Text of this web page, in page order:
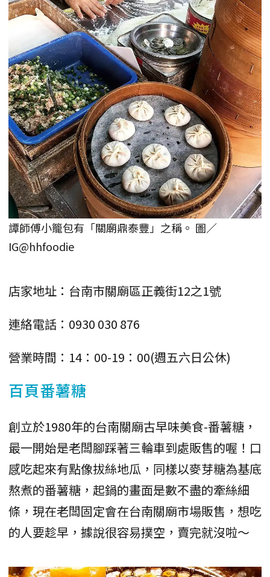
譚師傅小籠包有「關廟鼎泰豐」之稱。 圖／
IG@hhfoodie
店家地址：台南市關廟區正義街12之1號
連絡電話：0930 030 876
營業時間：14：00-19：00(週五六日公休)
百頁番薯糖
創立於1980年的台南關廟古早味美食-番薯糖，
最一開始是老闆腳踩著三輪車到處販售的喔！口
感吃起來有點像拔絲地瓜，同樣以麥芽糖為基底
熬煮的番薯糖，起鍋的畫面是數不盡的牽絲細
條，現在老闆固定會在台南關廟市場販售，想吃
的人要趁早，據說很容易撲空，賣完就沒啦～